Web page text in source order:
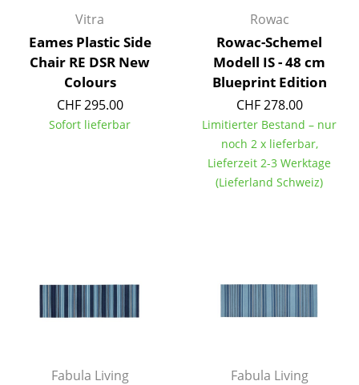
Nachttische & Bettzubehör
... alle Betten
Accessoires
Uhren
Büroutensilien
Aufbewahrungsboxen
Vitra
Eames Plastic Side
Chair RE DSR New
Colours
CHF 295.00
Sofort lieferbar
Rowac
Rowac-Schemel
Modell IS - 48 cm
Blueprint Edition
CHF 278.00
Limitierter Bestand – nur
noch 2 x lieferbar,
Lieferzeit 2-3 Werktage
(Lieferland Schweiz)
Fabula Living Fabula Living